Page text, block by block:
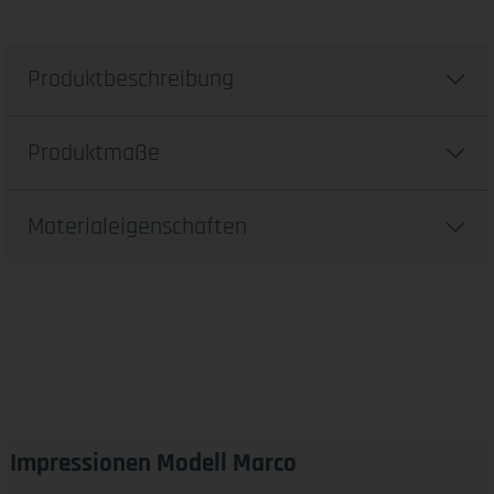
Produktbeschreibung
Produktmaße
Materialeigenschaften
Impressionen Modell Marco